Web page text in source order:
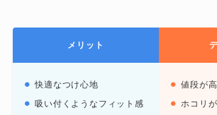
メリット
快適なつけ心地
吸い付くようなフィット感
値段が
ホコリ